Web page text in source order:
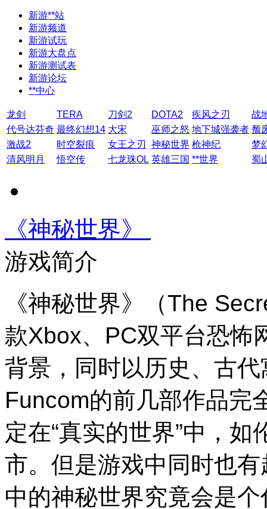
新游**站
新游频道
新游试玩
新游大盘点
新游测试表
新游论坛
**中心
龙剑 TERA 刀剑2 DOTA2 疾风之刃
战
代号达芬奇 最终幻想14 大宋 巫师之怒 地下城强袭者 颓
激战2
时空裂痕 女王之刃 神秘世界 枪神纪
梦
清风明月
悟空传 七龙珠OL 英雄三国 **世界 蜀
《神秘世界》
游戏简介
《神秘世界》（The
款Xbox、PC双平台恐怖
背景，同时以历史、古
Funcom的前几部作品完
定在“真实的世界”中，
市。但是游戏中同时也
中的神秘世界究竟会是